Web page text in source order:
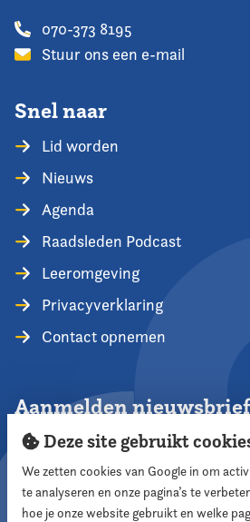
070-373 8195
Stuur ons een e-mail
Snel naar
Lid worden
Nieuws
Agenda
Raadsleden Podcast
Leeromgeving
Privacyverklaring
Contact opnemen
Aanmelden nieuwsbrief
Aanmelden
Deze site gebruikt
We zetten cookies van Google in om
te analyseren en onze pagina’s te
hoe je onze website gebruikt en welke